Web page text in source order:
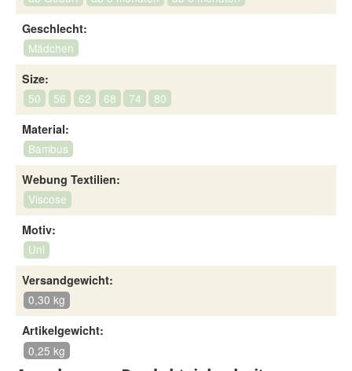
Geschlecht:
Mädchen
Size:
50
56 62 68 74
80
Material:
Bambus
Webung Textilien:
Viscose
Motiv:
Uni
Versandgewicht:
0,30 kg
Artikelgewicht:
0,25 kg